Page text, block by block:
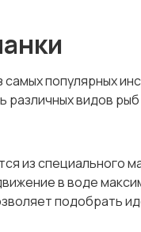
самых популярных
видов рыб
из специального
в воде
подобрать